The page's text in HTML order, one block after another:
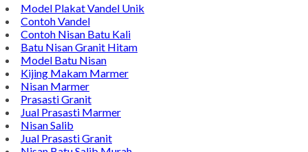
Model Plakat Vandel Unik
Contoh Vandel
Contoh Nisan Batu Kali
Batu Nisan Granit Hitam
Model Batu Nisan
Kijing Makam Marmer
Nisan Marmer
Prasasti Granit
Jual Prasasti Marmer
Nisan Salib
Jual Prasasti Granit